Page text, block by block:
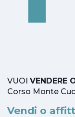
VUOI VENDERE
Corso Monte
Vendi o